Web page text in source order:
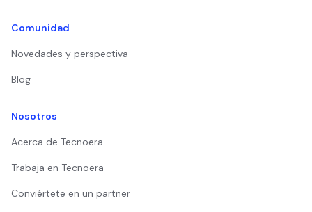
Comunidad
Novedades y perspectiva
Blog
Nosotros
Acerca de Tecnoera
Trabaja en Tecnoera
Conviértete en un partner